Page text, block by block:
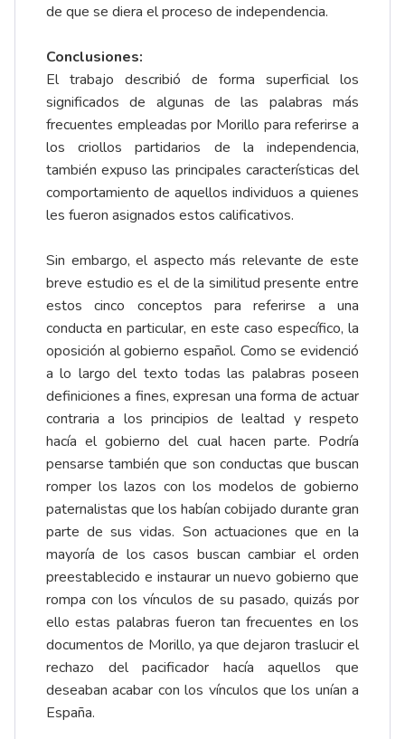
de que se diera el proceso de independencia.
Conclusiones:
El trabajo describió de forma superficial los
significados de algunas de las palabras más
frecuentes empleadas por Morillo para referirse a
los criollos partidarios de la independencia,
también expuso las principales características del
comportamiento de aquellos individuos a quienes
les fueron asignados estos calificativos.
Sin embargo, el aspecto más relevante de este
breve estudio es el de la similitud presente entre
estos cinco conceptos para referirse a una
conducta en particular, en este caso específico, la
oposición al gobierno español. Como se evidenció
a lo largo del texto todas las palabras poseen
definiciones a fines, expresan una forma de actuar
contraria a los principios de lealtad y respeto
hacía el gobierno del cual hacen parte. Podría
pensarse también que son conductas que buscan
romper los lazos con los modelos de gobierno
paternalistas que los habían cobijado durante gran
parte de sus vidas. Son actuaciones que en la
mayoría de los casos buscan cambiar el orden
preestablecido e instaurar un nuevo gobierno que
rompa con los vínculos de su pasado, quizás por
ello estas palabras fueron tan frecuentes en los
documentos de Morillo, ya que dejaron traslucir el
rechazo del pacificador hacía aquellos que
deseaban acabar con los vínculos que los unían a
España.